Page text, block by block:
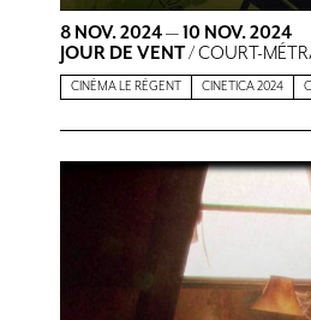
8 NOV. 2024—10 NOV. 2024
JOUR DE VENT/ COURT-
CINÉMA LE RÉGENT CINETICA 2024